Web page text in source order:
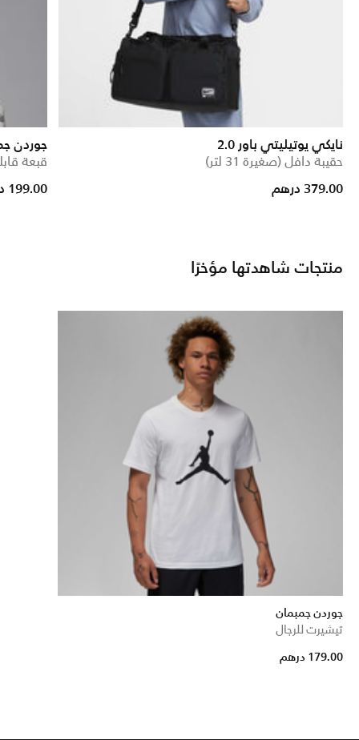
نايكي يوتيليتي باور 2.0
حقيبة دافل (صغيرة 31 لتر)
379.00 درهم
جوردن
قبعة
199.00 درهم
منتجات شاهدتها مؤخرًا
جوردن جمبمان
تيشيرت للرجال
179.00 درهم